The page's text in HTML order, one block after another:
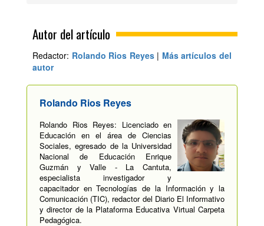
Autor del artículo
Redactor: Rolando Rios Reyes| Más artículos del
autor
Rolando Rios Reyes
Rolando Rios Reyes: Licenciado en
Educación en el área de Ciencias
Sociales, egresado de la Universidad
Nacional de Educación Enrique
Guzmán y Valle - La Cantuta,
especialista investigador y
capacitador en Tecnologías de la Información y la
Comunicación (TIC), redactor del Diario El Informativo
y director de la Plataforma Educativa Virtual Carpeta
Pedagógica.